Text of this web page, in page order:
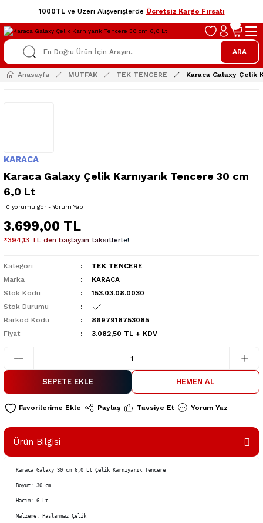
1000TLve Üzeri Alışverişlerde Ücretsiz Kargo Fırsatı
ARA
Anasayfa MUTFAK TEK TENCERE Karaca Galaxy Çelik
KARACA
Karaca Galaxy Çelik Karnıyarık Tencere 30 cm
6,0 Lt
0 yorumu gör - Yorum Yap
3.699,00 TL
*394,13 TL den başlayan taksitlerle!
Kategori
TEK TENCERE
Marka
KARACA
Stok Kodu
153.03.08.0030
Stok Durumu
Barkod Kodu
8697918753085
Fiyat
3.082,50 TL + KDV
SEPETE EKLE HEMEN AL
Paylaş Tavsiye Et Yorum Yaz
Ürün Bilgisi
Karaca Galaxy 30 cm 6,0 Lt Çelik Karnıyarık Tencere
Boyut: 30 cm
Hacim: 6 Lt
Malzeme: Paslanmaz Çelik